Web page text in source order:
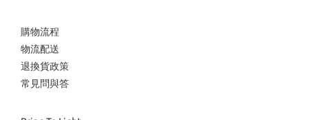
購物流程
物流配送
退換貨政策
常見問與答